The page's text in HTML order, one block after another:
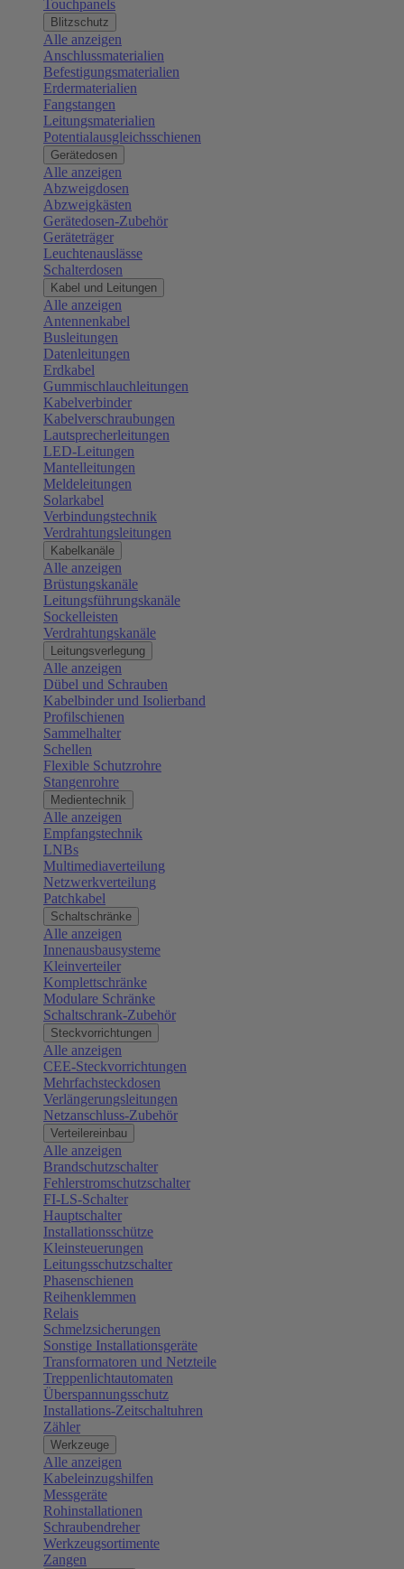
Touchpanels
Blitzschutz
Alle anzeigen
Anschlussmaterialien
Befestigungsmaterialien
Erdermaterialien
Fangstangen
Leitungsmaterialien
Potentialausgleichsschienen
Gerätedosen
Alle anzeigen
Abzweigdosen
Abzweigkästen
Gerätedosen-Zubehör
Geräteträger
Leuchtenauslässe
Schalterdosen
Kabel und Leitungen
Alle anzeigen
Antennenkabel
Busleitungen
Datenleitungen
Erdkabel
Gummischlauchleitungen
Kabelverbinder
Kabelverschraubungen
Lautsprecherleitungen
LED-Leitungen
Mantelleitungen
Meldeleitungen
Solarkabel
Verbindungstechnik
Verdrahtungsleitungen
Kabelkanäle
Alle anzeigen
Brüstungskanäle
Leitungsführungskanäle
Sockelleisten
Verdrahtungskanäle
Leitungsverlegung
Alle anzeigen
Dübel und Schrauben
Kabelbinder und Isolierband
Profilschienen
Sammelhalter
Schellen
Flexible Schutzrohre
Stangenrohre
Medientechnik
Alle anzeigen
Empfangstechnik
LNBs
Multimediaverteilung
Netzwerkverteilung
Patchkabel
Schaltschränke
Alle anzeigen
Innenausbausysteme
Kleinverteiler
Komplettschränke
Modulare Schränke
Schaltschrank-Zubehör
Steckvorrichtungen
Alle anzeigen
CEE-Steckvorrichtungen
Mehrfachsteckdosen
Verlängerungsleitungen
Netzanschluss-Zubehör
Verteilereinbau
Alle anzeigen
Brandschutzschalter
Fehlerstromschutzschalter
FI-LS-Schalter
Hauptschalter
Installationsschütze
Kleinsteuerungen
Leitungsschutzschalter
Phasenschienen
Reihenklemmen
Relais
Schmelzsicherungen
Sonstige Installationsgeräte
Transformatoren und Netzteile
Treppenlichtautomaten
Überspannungsschutz
Installations-Zeitschaltuhren
Zähler
Werkzeuge
Alle anzeigen
Kabeleinzugshilfen
Messgeräte
Rohinstallationen
Schraubendreher
Werkzeugsortimente
Zangen